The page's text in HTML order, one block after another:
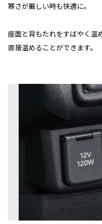
寒さが厳しい時も快適に。
座面と背もたれをすばやく温
直接温めることができます。